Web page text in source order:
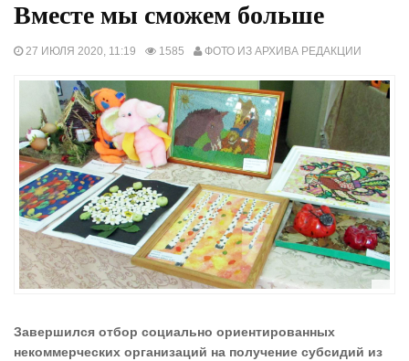
Вместе мы сможем больше
27 ИЮЛЯ 2020, 11:19 1585 ФОТО ИЗ АРХИВА РЕДАКЦИИ
Завершился отбор социально ориентированных
некоммерческих организаций на получение субсидий из